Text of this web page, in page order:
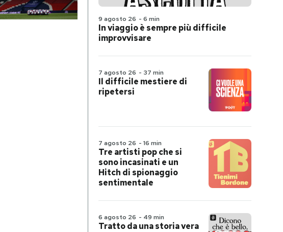
9 agosto 26 - 6 min
In viaggio è sempre più difficile
improvvisare
7 agosto 26 - 37 min
Il difficile mestiere di
ripetersi
7 agosto 26 - 16 min
Tre artisti pop che si
sono incasinati e un
Hitch di spionaggio
sentimentale
6 agosto 26 - 49 min
Tratto da una storia vera